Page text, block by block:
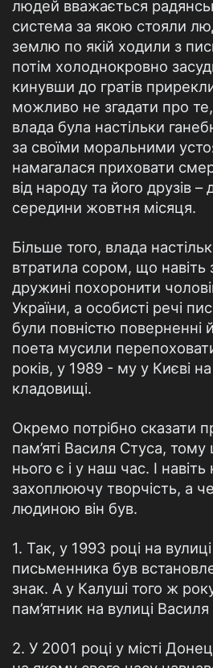
людей вважається
система за якою стояли
землю по якій ходили з
потім холоднокровно
кинувши до гратів
можливо не згадати про
влада була настільки
за своїми моральними
намагалася приховати
від народу та його друзів –
середини жовтня місяця.
Більше того, влада
втратила сором, що навіть
дружині похоронити
України, а особисті речі
були повністю поверненні
поета мусили
років, у 1989 - му у Києві
кладовищі.
Окремо потрібно сказати
пам’яті Василя Стуса,
нього є і у наш час. І
захоплюючу творчість, а
людиною він був.
1. Так, у 1993 році на
письменника був
знак. А у Калуші того ж
пам’ятник на вулиці
2. У 2001 році у місті